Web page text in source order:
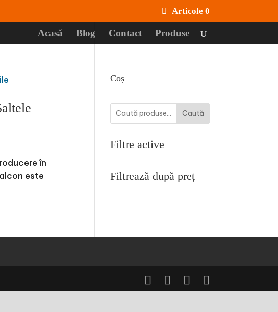
Articole 0
Acasă Blog Contact Produse
în
este
Coș
Caută
Filtre active
Filtrează după preț